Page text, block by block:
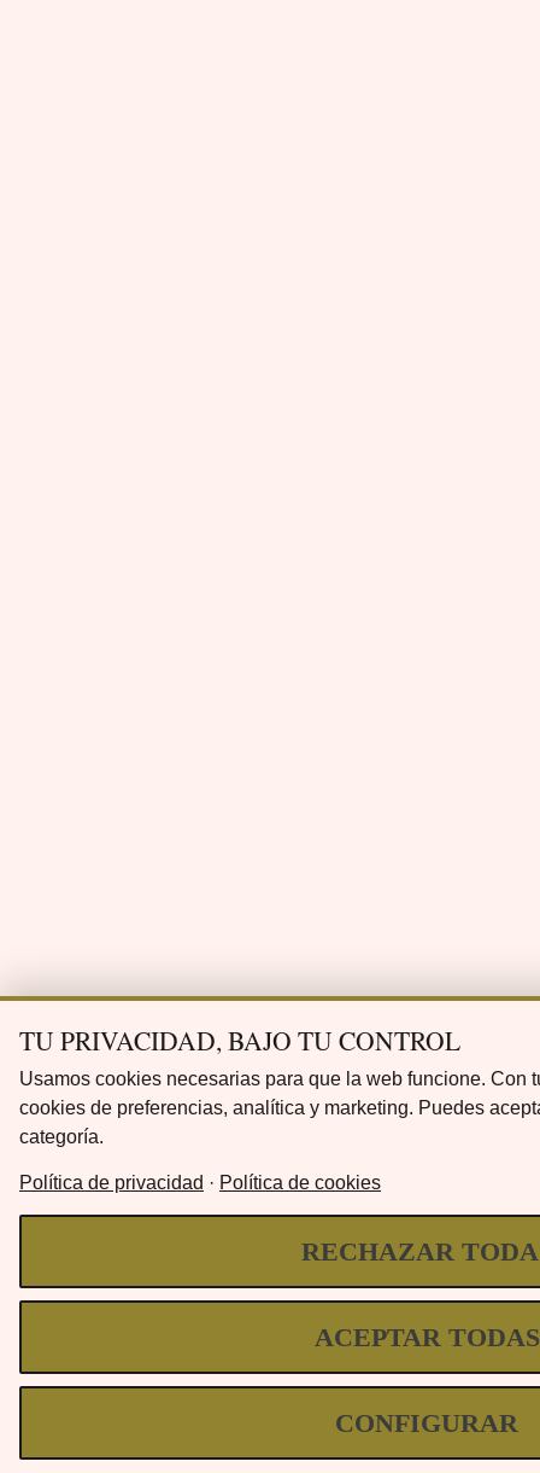
TU PRIVACIDAD, BAJO TU CONTROL
Usamos cookies necesarias para que la web funcione. Con
cookies de preferencias, analítica y marketing. Puedes
categoría.
Política de privacidad · Política de cookies
RECHAZAR
ACEPTAR TODAS
CONFIGURAR